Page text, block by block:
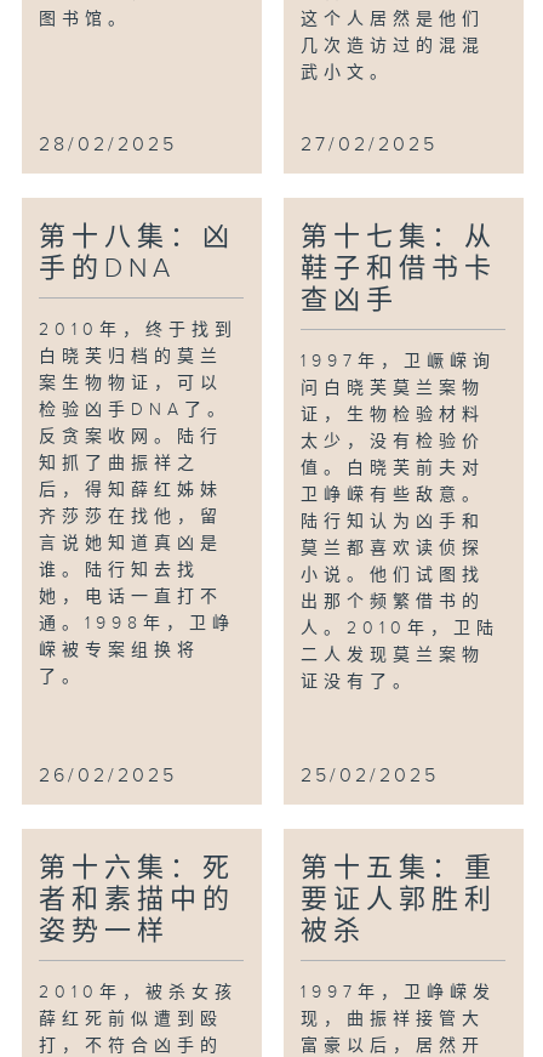
图书馆。
28/02/2025
这个人居然是他们
几次造访过的混混
武小文。
27/02/2025
第十八集：凶
手的DNA
2010年，终于找到
白晓芙归档的莫兰
案生物物证，可以
检验凶手DNA了。
反贪案收网。陆行
知抓了曲振祥之
后，得知薛红姊妹
齐莎莎在找他，留
言说她知道真凶是
谁。陆行知去找
她，电话一直打不
通。1998年，卫峥
嵘被专案组换将
了。
26/02/2025
第十七集：从
鞋子和借书卡
查凶手
1997年，卫嶥嵘询
问白晓芙莫兰案物
证，生物检验材料
太少，没有检验价
值。白晓芙前夫对
卫峥嵘有些敌意。
陆行知认为凶手和
莫兰都喜欢读侦探
小说。他们试图找
出那个频繁借书的
人。2010年，卫陆
二人发现莫兰案物
证没有了。
25/02/2025
第十六集：死
者和素描中的
姿势一样
2010年，被杀女孩
薛红死前似遭到殴
打，不符合凶手的
第十五集：重
要证人郭胜利
被杀
1997年，卫峥嵘发
现，曲振祥接管大
富豪以后，居然开